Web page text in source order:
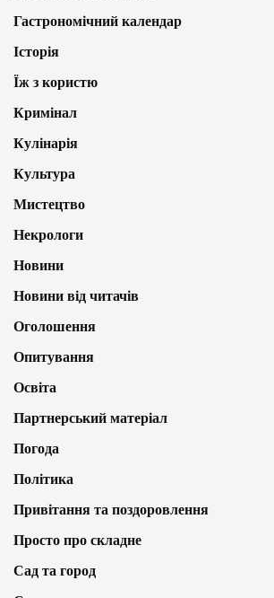
Гастрономічний календар
Історія
Їж з користю
Кримінал
Кулінарія
Культура
Мистецтво
Некрологи
Новини
Новини від читачів
Оголошення
Опитування
Освіта
Партнерський матеріал
Погода
Політика
Привітання та поздоровлення
Просто про складне
Сад та город